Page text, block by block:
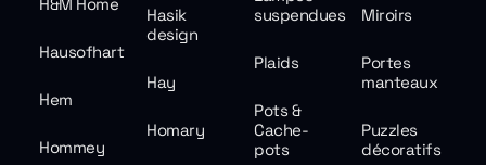
Hasik
design
Hausofhart
Hay
Hem
Homary
Hommey
suspendues
Miroirs
Plaids
Portes
manteaux
Pots &
Cache-
pots
Puzzles
décoratifs